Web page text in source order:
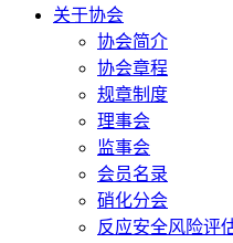
关于协会
协会简介
协会章程
规章制度
理事会
监事会
会员名录
硝化分会
反应安全风险评